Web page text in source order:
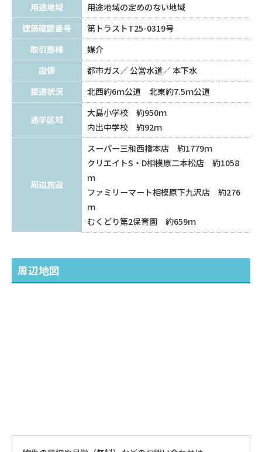
用途地域
用途地域の定めのない地域
建築確認番号
第トラストT25-0319号
取引態様
媒介
設備
都市ガス 公営水道
本下水
接道状況
北西約6ｍ公道 北東約7.5ｍ公道
通学区域
大島小学校 約950ｍ
内出中学校 約92ｍ
周辺施設
スーパー三和西橋本店 約1779ｍ
クリエイトS・D相模原二本松店 約1058
ｍ
ファミリーマート相模原下九沢店 約276
ｍ
むくどり第2保育園 約659ｍ
周辺地図